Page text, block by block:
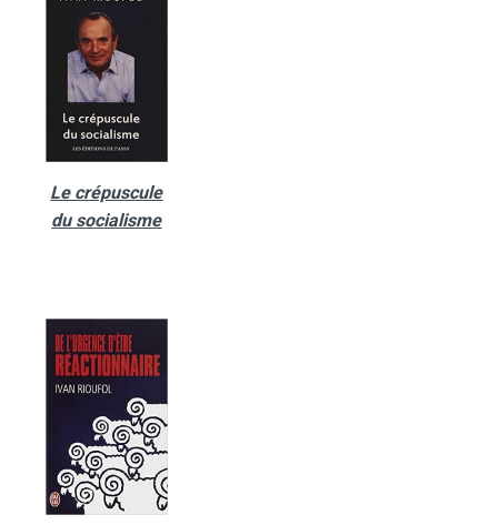
Le crépuscule
du socialisme